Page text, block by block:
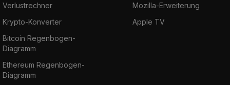
Verlustrechner
Krypto-Konverter
Bitcoin Regenbogen-
Diagramm
Ethereum Regenbogen-
Diagramm
Mozilla-Erweiterung
Apple TV